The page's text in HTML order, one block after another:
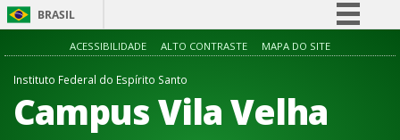
BRASIL
Simplifique!
Participe
Acesso à informação
ACESSIBILIDADE ALTO CONTRASTE MAPA DO SITE
Instituto Federal do Espírito Santo
Campus Vila Velha